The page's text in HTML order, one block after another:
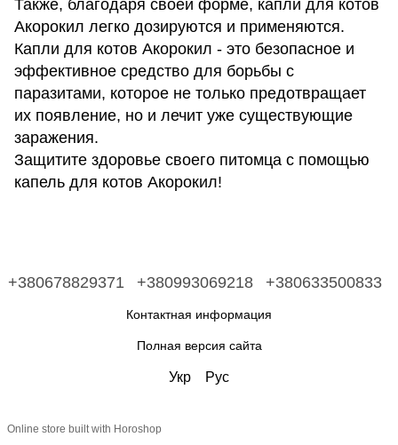
Также, благодаря своей форме, капли для котов
Акорокил легко дозируются и применяются.
Капли для котов Акорокил - это безопасное и
эффективное средство для борьбы с
паразитами, которое не только предотвращает
их появление, но и лечит уже существующие
заражения.
Защитите здоровье своего питомца с помощью
капель для котов Акорокил!
+380678829371 +380993069218 +380633500833
Контактная информация
Полная версия сайта
Укр Рус
Online store built with Horoshop